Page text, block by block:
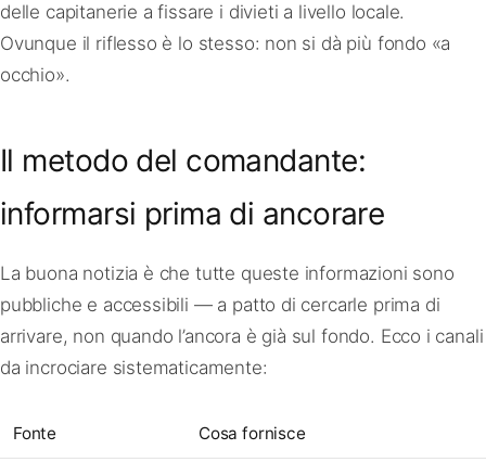
delle capitanerie a fissare i divieti a livello locale.
Ovunque il riflesso è lo stesso: non si dà più fondo «a
occhio».
Il metodo del comandante:
informarsi prima di ancorare
La buona notizia è che tutte queste informazioni sono
pubbliche e accessibili — a patto di cercarle prima di
arrivare, non quando l’ancora è già sul fondo. Ecco i canali
da incrociare sistematicamente:
Fonte Cosa fornisce